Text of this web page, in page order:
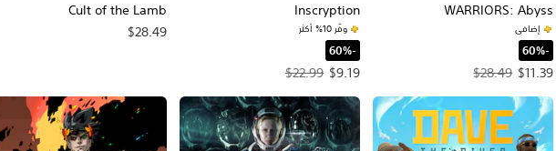
WARRIORS: Abyss
إضافي
‏-60%‏
$11.39
سعر العرض $11.39‏. السعر الأصلي، $28.49‏.
$28.49
Inscryption
وفّر 10% أكثر
‏-60%‏
$9.19
سعر العرض $9.19‏. السعر الأصلي، $22.99‏.
$22.99
Cult of the Lamb
$28.49